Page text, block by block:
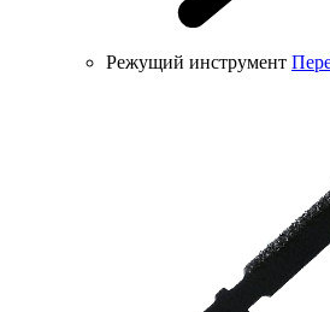
Режущий инструмент